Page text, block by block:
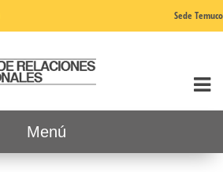
Sede Temuco
Menú